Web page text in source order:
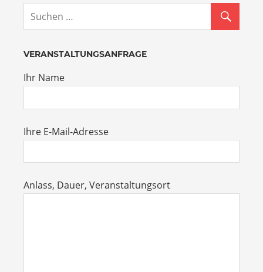
VERANSTALTUNGSANFRAGE
Ihr Name
Ihre E-Mail-Adresse
Anlass, Dauer, Veranstaltungsort